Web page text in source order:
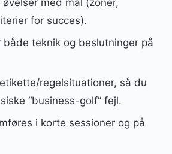
med mål (zoner,
for succes).
både teknik og beslutninger på
regelsituationer, så du
“business-golf” fejl.
i korte sessioner og på